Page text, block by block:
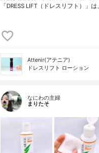
「DRESS LIFT（ドレスリフト）」
Attenir(アテニア)
ドレスリフト ローション
なにわの主婦
まりたそ